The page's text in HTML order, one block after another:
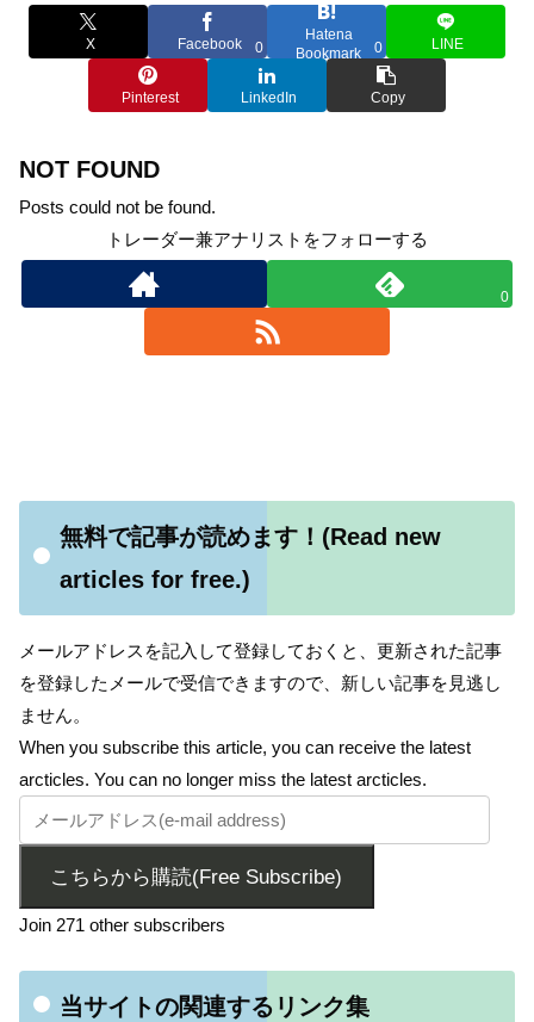
X Facebook 0
Hatena
Bookmark
0 LINE
Pinterest LinkedIn Copy
NOT FOUND
Posts could not be found.
トレーダー兼アナリストをフォローする
0
無料で記事が読めます！(Read new
articles for free.)
メールアドレスを記入して登録しておくと、更新された記事
を登録したメールで受信できますので、新しい記事を見逃し
ません。
When you subscribe this article, you can receive the latest
arcticles. You can no longer miss the latest arcticles.
こちらから購読(Free Subscribe)
Join 271 other subscribers
当サイトの関連するリンク集